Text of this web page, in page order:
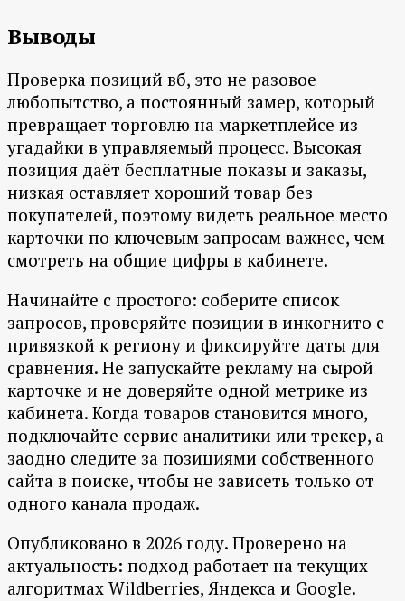
Выводы
Проверка позиций вб, это не разовое
любопытство, а постоянный замер, который
превращает торговлю на маркетплейсе из
угадайки в управляемый процесс. Высокая
позиция даёт бесплатные показы и заказы,
низкая оставляет хороший товар без
покупателей, поэтому видеть реальное место
карточки по ключевым запросам важнее, чем
смотреть на общие цифры в кабинете.
Начинайте с простого: соберите список
запросов, проверяйте позиции в инкогнито с
привязкой к региону и фиксируйте даты для
сравнения. Не запускайте рекламу на сырой
карточке и не доверяйте одной метрике из
кабинета. Когда товаров становится много,
подключайте сервис аналитики или трекер, а
заодно следите за позициями собственного
сайта в поиске, чтобы не зависеть только от
одного канала продаж.
Опубликовано в 2026 году. Проверено на
актуальность: подход работает на текущих
алгоритмах Wildberries, Яндекса и Google.